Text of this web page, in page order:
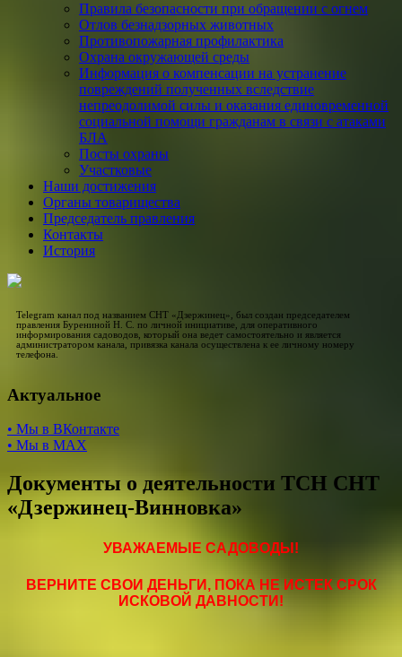
Правила безопасности при обращении с огнем
Отлов безнадзорных животных
Противопожарная профилактика
Охрана окружающей среды
Информация о компенсации на устранение
повреждений полученных вследствие
непреодолимой силы и оказания единовременной
социальной помощи гражданам в связи с атаками
БЛА
Посты охраны
Участковые
Наши достижения
Органы товарищества
Председатель правления
Контакты
История
Telegram канал под названием СНТ «Дзержинец», был создан председателем
правления Бурениной Н. С. по личной инициативе, для оперативного
информирования садоводов, который она ведет самостоятельно и является
администратором канала, привязка канала осуществлена к ее личному номеру
телефона.
Актуальное
• Мы в ВКонтакте
• Мы в МАХ
Документы о деятельности ТСН СНТ
«Дзержинец-Винновка»
УВАЖАЕМЫЕ САДОВОДЫ!
ВЕРНИТЕ СВОИ ДЕНЬГИ, ПОКА НЕ ИСТЕК СРОК
ИСКОВОЙ ДАВНОСТИ!